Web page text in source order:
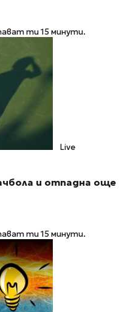
ти 15 минути.
Live
и отпадна още
ти 15 минути.